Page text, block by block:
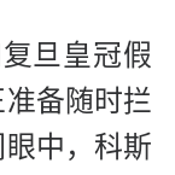
旦皇冠假
备随时拦
中，科斯